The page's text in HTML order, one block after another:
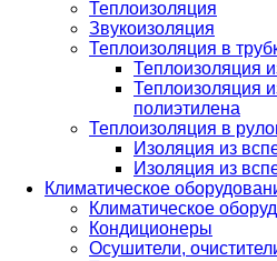
Теплоизоляция
Звукоизоляция
Теплоизоляция в
Теплоизоляция
Теплоизоляция
полиэтилена
Теплоизоляция в
Изоляция из
Изоляция из
Климатическое
Климатическое
Кондиционеры
Осушители,